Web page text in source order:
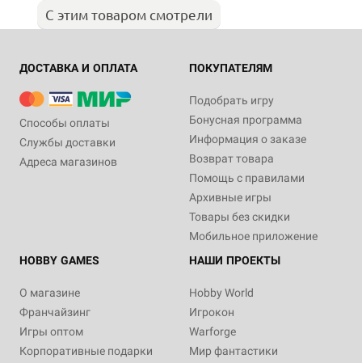
С этим товаром смотрели
ДОСТАВКА И ОПЛАТА
Способы оплаты
Службы доставки
Адреса магазинов
ПОКУПАТЕЛЯМ
Подобрать игру
Бонусная программа
Информация о заказе
Возврат товара
Помощь с правилами
Архивные игры
Товары без скидки
Мобильное приложение
HOBBY GAMES
О магазине
Франчайзинг
Игры оптом
Корпоративные подарки
НАШИ ПРОЕКТЫ
Hobby World
Игрокон
Warforge
Мир фантастики